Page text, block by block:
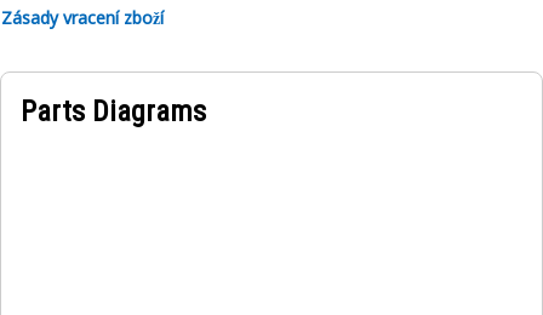
Zásady vracení zboží
Parts Diagrams